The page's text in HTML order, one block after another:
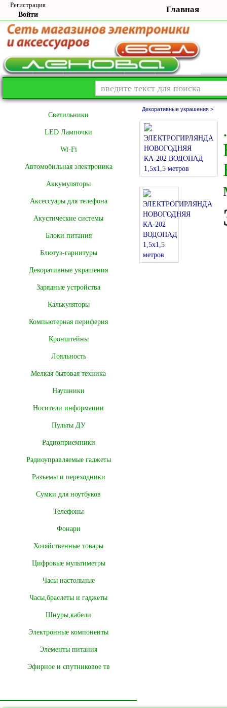
Регистрация
Войти
Главная
Cветильники
LED Лампочки
Wi-Fi
Автомобильная электроника
Аккумуляторы
Аксессуары для телефона
Акустические системы
Блоки питания
Блютуз-гарнитуры
Декоративные украшения
Зарядные устройства
Калькуляторы
Компьютерная периферия
Кронштейны
Лояльность
Мелкая бытовая техника
Наушники
Носители информации
Пульты ДУ
Радиоприемники
Радиоуправляемые гаджеты
Разъемы и переходники
Сумки для ноутбуков
Телефоны
Фонари
Хозяйственные товары
Цифровые мультиметры
Часы настольные
Часы,браслеты и гаджеты
Шнуры,кабели
Электронные компоненты
Элементы питания
Эфирное и спутниковое тв
Декоративные украшения >